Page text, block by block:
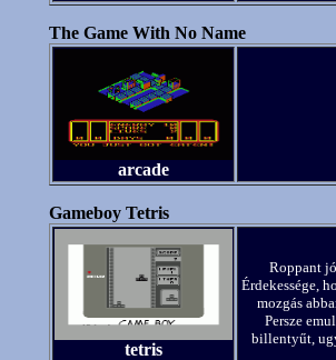
The Game With No Name
arcade
Gameboy Tetris
tetris
Roppant
Érdekessége,
mozgás
Persze
billentyűt,